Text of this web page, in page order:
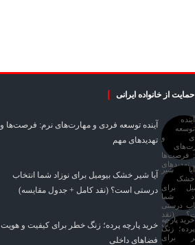
حمایت از خانواده ایرانی
آینده توسعه فردی و مهارت‌های نرم: فرصت‌ها و
تهدیدهای مهم
آیا شیر خشک بیومیل برای نوزاد شما انتخاب
درستی است؟ (نقد کامل + جدول مقایسه)
خرید پارچه پرده؛ زنگ خطر برای کیفیت و هویت
فضاهای داخلی